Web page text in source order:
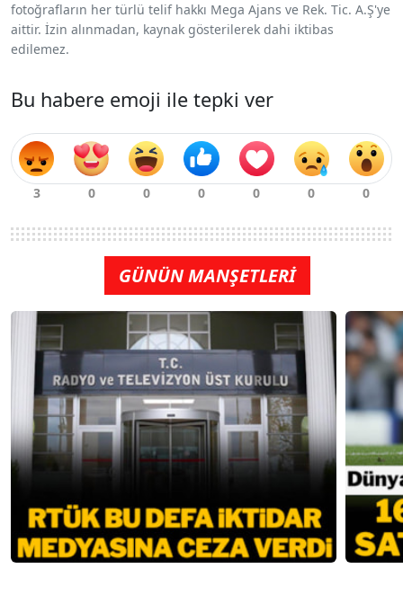
fotoğrafların her türlü telif hakkı Mega Ajans ve Rek. Tic. A.Ş'ye
aittir. İzin alınmadan, kaynak gösterilerek dahi iktibas
edilemez.
Bu habere emoji ile tepki ver
GÜNÜN MANŞETLERİ